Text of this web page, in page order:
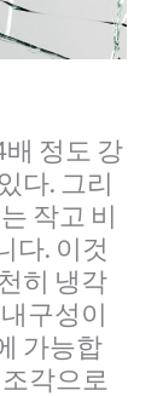
정도 강
다. 그리
작고 비
다. 이것
히 냉각
구성이
가능합
각으로